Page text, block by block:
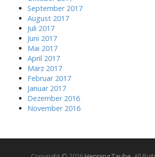
September 2017
August 2017
Juli 2017
Juni 2017
Mai 2017
April 2017
März 2017
Februar 2017
Januar 2017
Dezember 2016
November 2016